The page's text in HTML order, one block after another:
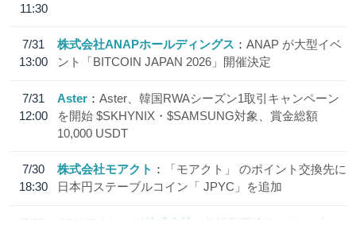
11:30
7/31
13:00
株式会社ANAPホールディングス
ANAP が大型イベ
ント「BITCOIN JAPAN 2026」開催決定
7/31
12:00
Aster
Aster、韓国RWAシーズン1取引キャンペーン
を開始 $SKHYNIX・$SAMSUNG対象、賞金総額
10,000 USDT
7/30
18:30
株式会社モアクト
「モアクト」 のポイント交換先に
日本円ステーブルコイン「 JPYC」を追加
7/29
SBI VCトレード株式会社
信託型円建てステーブル